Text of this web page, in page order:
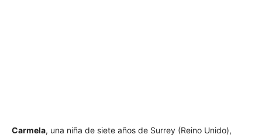
Carmela, una niña de siete años de Surrey (Reino Unido),